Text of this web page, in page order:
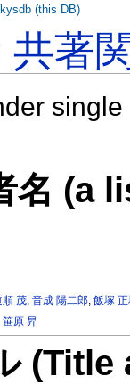
共著
名 (a
順 茂,音成 陽二郎,飯塚
笹原 昇
(this DB)